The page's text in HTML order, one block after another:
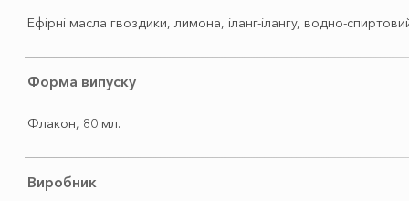
Ефірні масла гвоздики, лимона, іланг-ілангу, водно-
Форма випуску
Флакон, 80 мл.
Виробник